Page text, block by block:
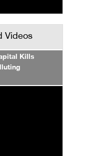
Videos
Kills